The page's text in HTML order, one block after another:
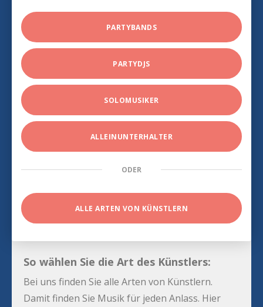
PARTYBANDS
PARTYDJS
SOLOMUSIKER
ALLEINUNTERHALTER
ODER
ALLE ARTEN VON KÜNSTLERN
So wählen Sie die Art des Künstlers:
Bei uns finden Sie alle Arten von Künstlern.
Damit finden Sie Musik für jeden Anlass. Hier